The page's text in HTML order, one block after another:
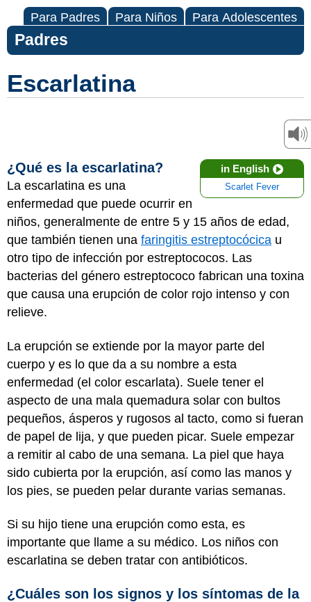
Para Padres Para Niños Para Adolescentes
Padres
Escarlatina
in English
Scarlet Fever
¿Qué es la escarlatina?
La escarlatina es una
enfermedad que puede ocurrir en
niños, generalmente de entre 5 y 15 años de edad,
que también tienen una faringitis estreptocócica u
otro tipo de infección por estreptococos. Las
bacterias del género estreptococo fabrican una toxina
que causa una erupción de color rojo intenso y con
relieve.
La erupción se extiende por la mayor parte del
cuerpo y es lo que da a su nombre a esta
enfermedad (el color escarlata). Suele tener el
aspecto de una mala quemadura solar con bultos
pequeños, ásperos y rugosos al tacto, como si fueran
de papel de lija, y que pueden picar. Suele empezar
a remitir al cabo de una semana. La piel que haya
sido cubierta por la erupción, así como las manos y
los pies, se pueden pelar durante varias semanas.
Si su hijo tiene una erupción como esta, es
importante que llame a su médico. Los niños con
escarlatina se deben tratar con antibióticos.
¿Cuáles son los signos y los síntomas de la